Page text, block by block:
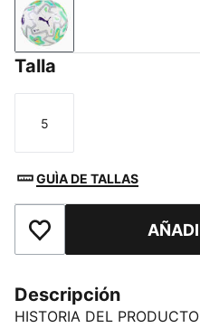
PUMA White-multicolor
Talla
Talla
5
GUÌA DE TALLAS
Añade a favoritos
Descripción
HISTORIA DEL PRODUCTO